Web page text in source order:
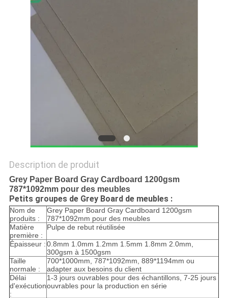
AFFAIRES
CONFIDENTIALITÉ
Description de produit
Grey Paper Board Gray Cardboard 1200gsm
787*1092mm pour des meubles
Petits groupes de Grey Board de meubles :
Nom de
produits :
Grey Paper Board Gray Cardboard 1200gsm
787*1092mm pour des meubles
Matière
première :
Pulpe de rebut réutilisée
Épaisseur :0.8mm 1.0mm 1.2mm 1.5mm 1.8mm 2.0mm,
300gsm à 1500gsm
Taille
normale :
700*1000mm, 787*1092mm, 889*1194mm ou
adapter aux besoins du client
Délai
d'exécution
:
1-3 jours ouvrables pour des échantillons, 7-25 jours
ouvrables pour la production en série